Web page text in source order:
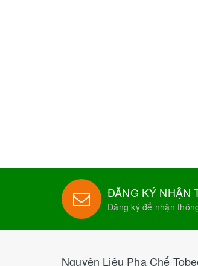
ĐĂNG KÝ NHẬN
Đăng ký để nhận
Nguyên Liệu Pha Chế